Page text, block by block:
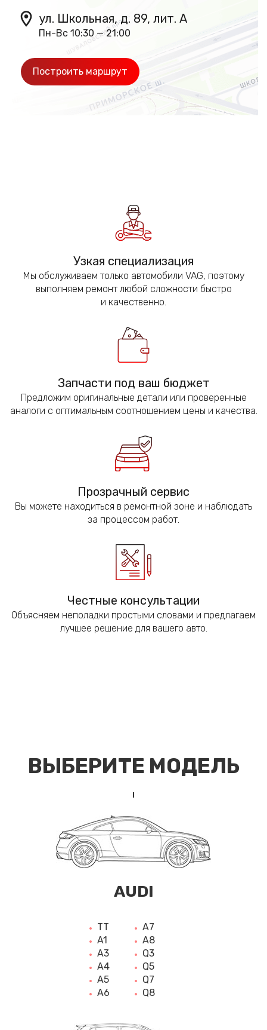
ул. Школьная, д. 89, лит. А
Пн-Вс 10:30 — 21:00
Построить маршрут
Узкая специализация
Мы обслуживаем только автомобили VAG, поэтому
выполняем ремонт любой сложности быстро
и качественно.
Запчасти под ваш бюджет
Предложим оригинальные детали или проверенные
аналоги с оптимальным соотношением цены и качества.
Прозрачный сервис
Вы можете находиться в ремонтной зоне и наблюдать
за процессом работ.
Честные консультации
Объясняем неполадки простыми словами и предлагаем
лучшее решение для вашего авто.
ВЫБЕРИТЕ МОДЕЛЬ
AUDI
TT
A1
A3
A4
A5
A6
A7
A8
Q3
Q5
Q7
Q8